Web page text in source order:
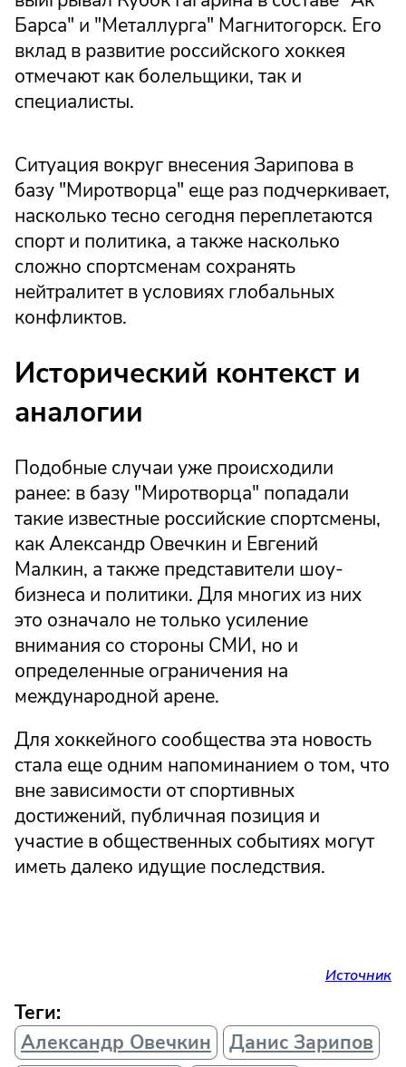
Барса" и "Металлурга" Магнитогорск. Его
вклад в развитие российского хоккея
отмечают как болельщики, так и
специалисты.
Ситуация вокруг внесения Зарипова в
базу "Миротворца" еще раз подчеркивает,
насколько тесно сегодня переплетаются
спорт и политика, а также насколько
сложно спортсменам сохранять
нейтралитет в условиях глобальных
конфликтов.
Исторический контекст и
аналогии
Подобные случаи уже происходили
ранее: в базу "Миротворца" попадали
такие известные российские спортсмены,
как Александр Овечкин и Евгений
Малкин, а также представители шоу-
бизнеса и политики. Для многих из них
это означало не только усиление
внимания со стороны СМИ, но и
определенные ограничения на
международной арене.
Для хоккейного сообщества эта новость
стала еще одним напоминанием о том, что
вне зависимости от спортивных
достижений, публичная позиция и
участие в общественных событиях могут
иметь далеко идущие последствия.
Источник
Теги:
Александр Овечкин
Данис Зарипов